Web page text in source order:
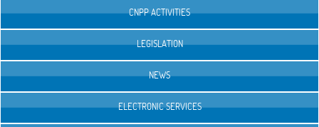
CNPP ACTIVITIES
LEGISLATION
NEWS
ELECTRONIC SERVICES